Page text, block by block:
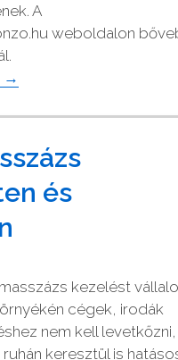
A
weboldalon
"Citroen
bérlés"
→
és
kezelést
cégek, irodák
nem kell levetkőzni,
keresztül is